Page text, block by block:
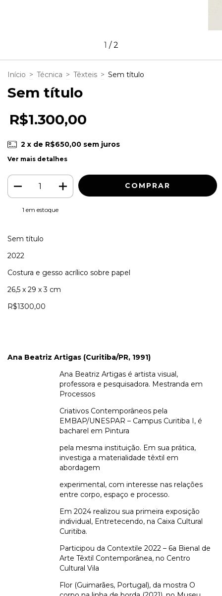
1 /2
Início > Técnica > Têxteis > Sem título
Sem título
R$1.300,00
2 x de R$650,00 sem juros
Ver mais detalhes
1 em estoque
Sem título
2022
Costura e gesso acrílico sobre papel
26,5 x 29 x 3 cm
R$1300,00
Ana Beatriz Artigas (Curitiba/PR, 1991)
Ana Beatriz Artigas é artista visual,
professora e pesquisadora. Mestranda em
Processos
Criativos Contemporâneos pela
EMBAP/UNESPAR – Campus Curitiba I, é
bacharel em Pintura
pela mesma instituição. Em sua prática,
investiga a materialidade têxtil em
abordagem
experimental, com interesse nas relações
entre corpo, espaço e processo.
Em 2024 realizou sua primeira exposição
individual, Entretecendo, na Caixa Cultural
Curitiba.
Participou da Contextile 2022 – 6a Bienal de
Arte Têxtil Contemporânea, no Centro
Cultural Vila
Flor (Guimarães, Portugal), da mostra O